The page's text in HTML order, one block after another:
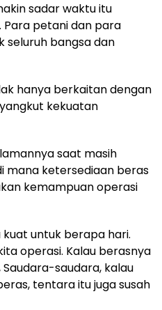
sadar waktu itu
petani dan para
seluruh bangsa dan
hanya berkaitan dengan
kekuatan
saat masih
mana ketersediaan beras
kemampuan operasi
kuat untuk berapa hari.
operasi. Kalau berasnya
Saudara-saudara, kalau
tentara itu juga susah